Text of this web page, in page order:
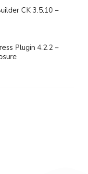
CK 3.5.10 –
Plugin 4.2.2 –